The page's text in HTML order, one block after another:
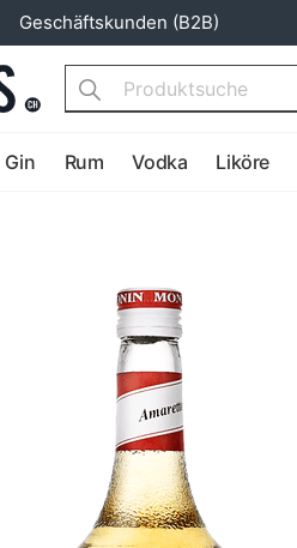
Geschäftskunden (B2B)
Search
Gin Rum Vodka Liköre